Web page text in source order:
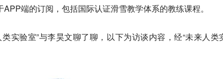
端的订阅，包括国际认证滑雪教学体系的教练课程。
实验室”与李昊文聊了聊，以下为访谈内容，经“未来人类